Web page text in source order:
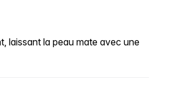
laissant la peau mate avec une